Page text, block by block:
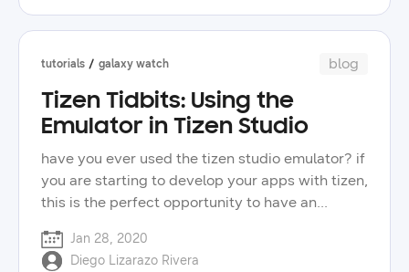
어하는 모습을 보여주며 이러한 로봇에 필요한 인
력하고 있다고 말했습니다. 장석진 프로는 삼성리
다양한 커뮤니티에 속한 개발자가 서로 만날 수 있
는 기회를 만들고자 프로그램을 기획하게 되었다고
고등학생과 여성 개발자 등이 상호 간에 네트워킹
하는 데 많은 어려움을 겪었지만, 본 행사에서는 다
양한 커뮤니티가 한 공간에 모여 교류함으로써 개
발자 네트워킹에 좋은 영향력을 미칠 수 있을 것"이
라는 긍정적인 입장을 밝혔습니다. 또한 "앞으로도
upcoming videos, we will cover web and .net
app development for the samsung galaxy
watch, and will start creating small samples and
tutorials galaxy watch blog
Tizen Tidbits: Using the
Emulator in Tizen Studio
have you ever used the tizen studio emulator? if
you are starting to develop your apps with tizen,
this is the perfect opportunity to have an
emulator and test your code. the tizen tidbits
video series covers in 10 minutes, or less, core
Jan 28, 2020
Diego Lizarazo Rivera